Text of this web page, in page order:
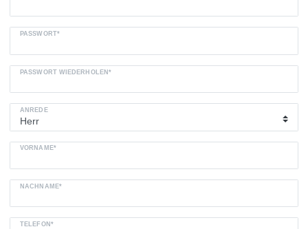
PASSWORT*
PASSWORT WIEDERHOLEN*
ANREDE
VORNAME*
NACHNAME*
TELEFON*